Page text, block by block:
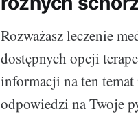
Rozważasz leczenie
dostępnych opcji
informacji na ten temat
odpowiedzi na Twoje